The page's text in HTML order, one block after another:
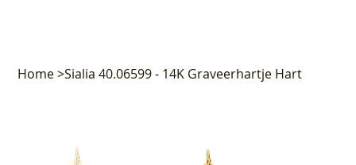
Home>Sialia 40.06599 - 14K Graveerhartje Hart